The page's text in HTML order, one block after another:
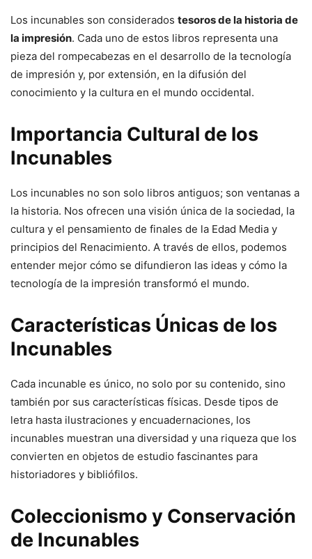
Los incunables son considerados tesoros de la historia de
la impresión. Cada uno de estos libros representa una
pieza del rompecabezas en el desarrollo de la tecnología
de impresión y, por extensión, en la difusión del
conocimiento y la cultura en el mundo occidental.
Importancia Cultural de los
Incunables
Los incunables no son solo libros antiguos; son ventanas a
la historia. Nos ofrecen una visión única de la sociedad, la
cultura y el pensamiento de finales de la Edad Media y
principios del Renacimiento. A través de ellos, podemos
entender mejor cómo se difundieron las ideas y cómo la
tecnología de la impresión transformó el mundo.
Características Únicas de los
Incunables
Cada incunable es único, no solo por su contenido, sino
también por sus características físicas. Desde tipos de
letra hasta ilustraciones y encuadernaciones, los
incunables muestran una diversidad y una riqueza que los
convierten en objetos de estudio fascinantes para
historiadores y bibliófilos.
Coleccionismo y Conservación
de Incunables